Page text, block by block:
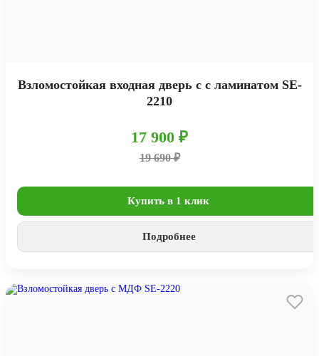
Взломостойкая входная дверь с с ламинатом SE-
2210
17 900 ₽
19 690 ₽
Купить в 1 клик
Подробнее